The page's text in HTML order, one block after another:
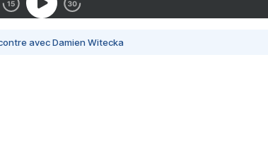
avec Damien Witecka